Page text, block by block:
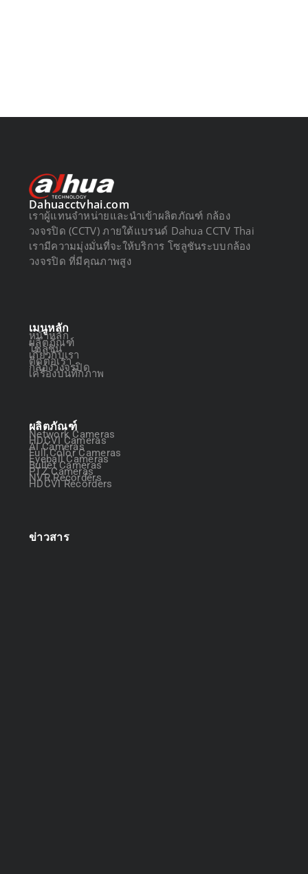
Dahuacctvhai.com
เราผู้แทนจำหน่ายและนำเข้าผลิตภัณฑ์ กล้อง
วงจรปิด (CCTV) ภายใต้แบรนด์ Dahua CCTV Thai
เรามีความมุ่งมั่นที่จะให้บริการ โซลูชันระบบกล้อง
วงจรปิด ที่มีคุณภาพสูง
เมนูหลัก
หน้าหลัก
ผลิตภัณฑ์
โซลูชัน
เกี่ยวกับเรา
ติดต่อเรา
กล้องวงจรปิด
เครื่องบันทึกภาพ
ผลิตภัณฑ์
Network Cameras
HDCVI Cameras
AI Cameras
Full Color Cameras
Eyeball Cameras
Bullet Cameras
PTZ Cameras
NVR Recorders
HDCVI Recorders
ข่าวสาร